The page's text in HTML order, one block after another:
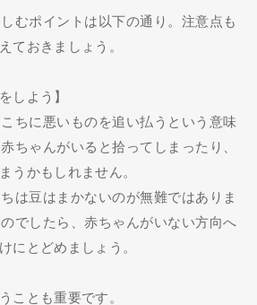
むポイントは以下の通り。注意点も
ておきましょう。
しよう】
ちに悪いものを追い払うという意味
ちゃんがいると拾ってしまったり、
うかもしれません。
は豆はまかないのが無難ではありま
でしたら、赤ちゃんがいない方向へ
にとどめましょう。
ことも重要です。